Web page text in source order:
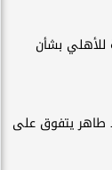
للأهلي بشأن
طاهر يتفوق على